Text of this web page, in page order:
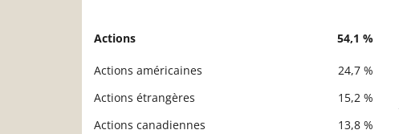
Actions 54,1 %
Actions américaines
24,7 %
Actions étrangères
15,2 %
Actions canadiennes
13,8 %